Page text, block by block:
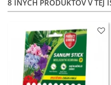
8 INÝCH PRODUKTOV V TEJ